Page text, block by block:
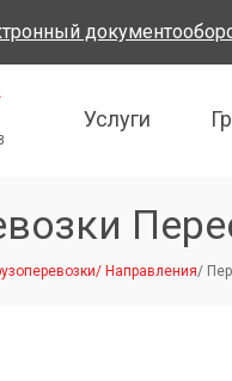
Услуги
/ Направления/